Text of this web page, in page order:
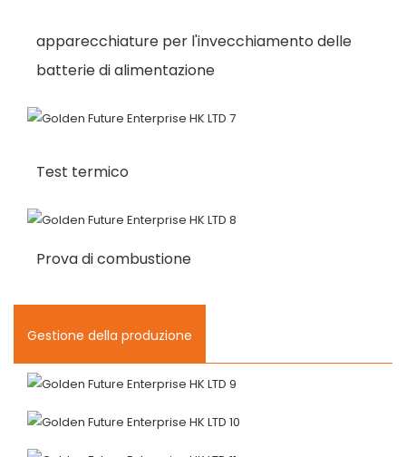
apparecchiature per l'invecchiamento delle
batterie di alimentazione
Test termico
Prova di combustione
Gestione della produzione